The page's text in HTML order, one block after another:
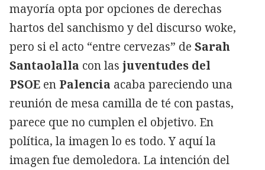
mayoría opta por opciones de derechas
hartos del sanchismo y del discurso woke,
pero si el acto “entre cervezas” de Sarah
Santaolalla con las juventudes del
PSOE en Palencia acaba pareciendo una
reunión de mesa camilla de té con pastas,
parece que no cumplen el objetivo. En
política, la imagen lo es todo. Y aquí la
imagen fue demoledora. La intención del